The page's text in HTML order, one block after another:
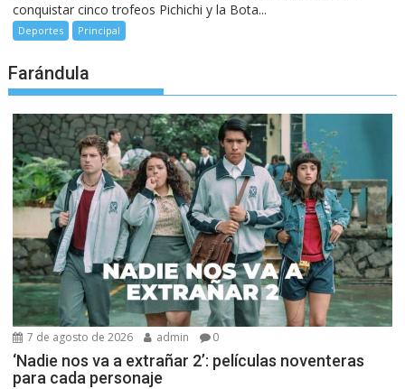
conquistar cinco trofeos Pichichi y la Bota...
Deportes Principal
Farándula
7 de agosto de 2026 admin 0
‘Nadie nos va a extrañar 2’: películas noventeras
para cada personaje